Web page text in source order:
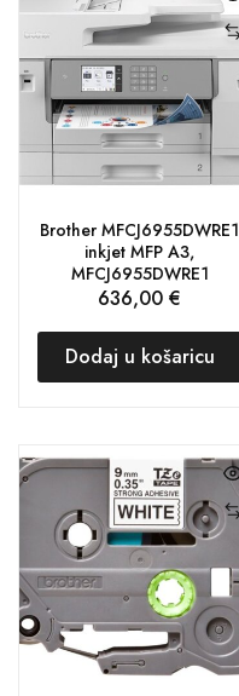
Brother MFCJ6955DWRE1
inkjet MFP A3,
MFCJ6955DWRE1
636,00€
Dodaj u košaricu